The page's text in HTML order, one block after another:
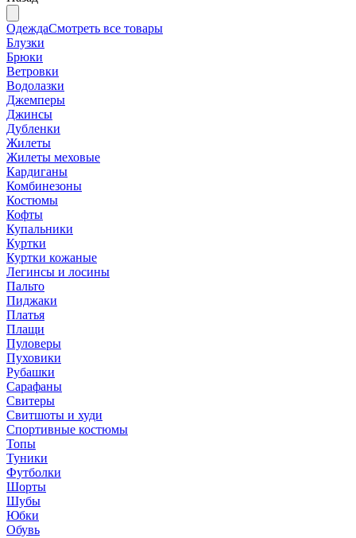
ОдеждаСмотреть все товары
Блузки
Брюки
Ветровки
Водолазки
Джемперы
Джинсы
Дубленки
Жилеты
Жилеты меховые
Кардиганы
Комбинезоны
Костюмы
Кофты
Купальники
Куртки
Куртки кожаные
Легинсы и лосины
Пальто
Пиджаки
Платья
Плащи
Пуловеры
Пуховики
Рубашки
Сарафаны
Свитеры
Свитшоты и худи
Спортивные костюмы
Топы
Туники
Футболки
Шорты
Шубы
Юбки
Обувь